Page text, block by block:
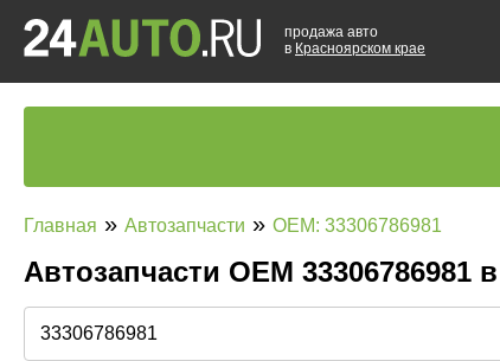
продажа авто
в Красноярском крае
Главная » Автозапчасти » OEM: 33306786981
Автозапчасти ОЕМ 33306786981